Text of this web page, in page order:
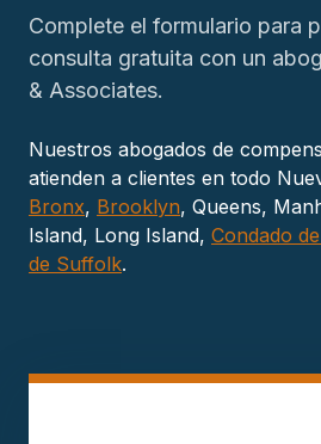
Complete el formulario para
consulta gratuita con un
& Associates.
Nuestros abogados de
atienden a clientes en todo
Bronx, Brooklyn, Queens,
Island, Long Island, Condado
de Suffolk.